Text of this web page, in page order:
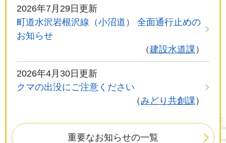
2026年7月29日更新
町道水沢岩根沢線（小沼道） 全面通行止めの
お知らせ
建設水道課
2026年4月30日更新
クマの出没にご注意ください
みどり共創課
重要なお知らせの一覧